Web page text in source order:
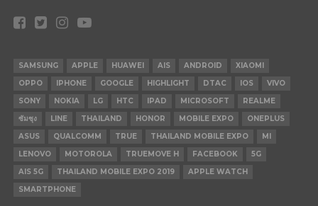
SAMSUNG APPLE HUAWEI AIS ANDROID
XIAOMI
OPPO
IPHONE GOOGLE HIGHLIGHT DTAC IOS
VIVO
SONY
NOKIA LG HTC IPAD MICROSOFT
REALME
ซัมซุง
LINE THAILAND HONOR MOBILE EXPO
ONEPLUS
ASUS
QUALCOMM TRUE THAILAND MOBILE EXPO
MI
LENOVO
MOTOROLA TRUEMOVE H FACEBOOK
5G
AIS 5G
THAILAND MOBILE EXPO 2019
APPLE WATCH
SMARTPHONE